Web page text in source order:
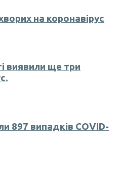
на коронавірус
виявили ще три
897 випадків COVID-